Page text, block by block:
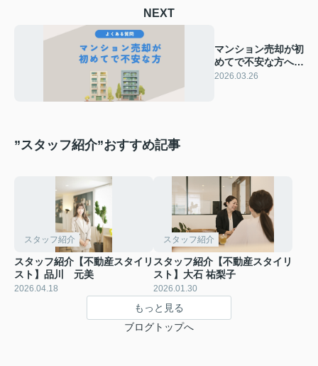
NEXT
マンション売却が初
めてで不安な方へ！
よくある質問と注意
2026.03.26
”スタッフ紹介”おすすめ記事
スタッフ紹介
スタッフ紹介【不動産スタイリ
スト】品川 元美
2026.04.18
スタッフ紹介
スタッフ紹介【不動産スタイリ
スト】大石 祐梨子
2026.01.30
もっと見る
ブログトップへ